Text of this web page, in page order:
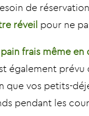
de
réveil pour ne
pain frais même en
également prévu
que vos petits-
pendant les